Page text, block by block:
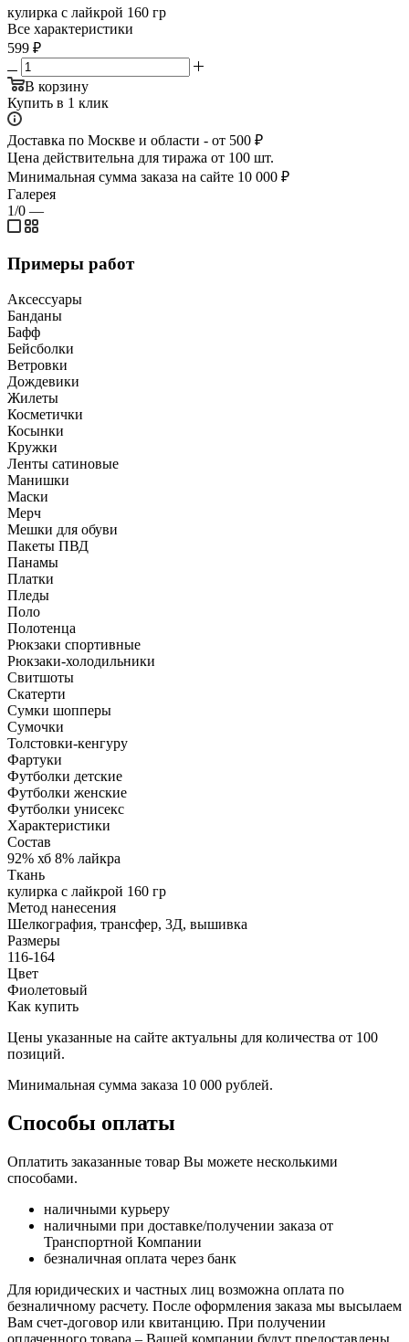
кулирка с лайкрой 160 гр
Все характеристики
599 ₽
В корзину
Купить в 1 клик
Доставка по Москве и области - от 500 ₽
Цена действительна для тиража от 100 шт.
Минимальная сумма заказа на сайте 10 000 ₽
Галерея
1/0 —
Примеры работ
Аксессуары
Банданы
Бафф
Бейсболки
Ветровки
Дождевики
Жилеты
Косметички
Косынки
Кружки
Ленты сатиновые
Манишки
Маски
Мерч
Мешки для обуви
Пакеты ПВД
Панамы
Платки
Пледы
Поло
Полотенца
Рюкзаки спортивные
Рюкзаки-холодильники
Свитшоты
Скатерти
Сумки шопперы
Сумочки
Толстовки-кенгуру
Фартуки
Футболки детские
Футболки женские
Футболки унисекс
Характеристики
Состав
92% хб 8% лайкра
Ткань
кулирка с лайкрой 160 гр
Метод нанесения
Шелкография, трансфер, 3Д, вышивка
Размеры
116-164
Цвет
Фиолетовый
Как купить
Цены указанные на сайте актуальны для количества от 100
позиций.
Минимальная сумма заказа 10 000 рублей.
Способы оплаты
Оплатить заказанные товар Вы можете несколькими
способами.
наличными курьеру
наличными при доставке/получении заказа от
Транспортной Компании
безналичная оплата через банк
Для юридических и частных лиц возможна оплата по
безналичному расчету. После оформления заказа мы высылаем
Вам счет-договор или квитанцию. При получении